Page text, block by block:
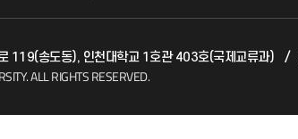
산학협력단
119(송도동), 인천대학교 1호관 403호(국제교류과) /
ALL RIGHTS RESERVED.